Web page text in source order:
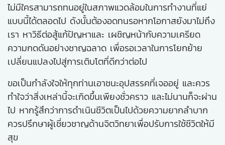
ไม่มีใครสามารถทนอยู่ในสภาพแวดล้อมในการทำงานที่แย่
แบบนี้ได้ตลอดไป ดังนั้นต้องอดทนรอหากโอกาสยังมาไม่ถึง
เรา หาวิธีต่อสู้แก้ปัญหาและ เผชิญหน้ากับความเครียด
ความกดดันอย่างชาญฉลาด เพื่อรอเวลาในการโยกย้าย
เปลี่ยนแปลงไปสู่การเติบโตที่ดีกว่าต่อไป
ขอเป็นกำลังใจให้ทุกท่านเอาชนะอุปสรรคที่เจออยู่ และควร
ทำใจว่าสิ่งเหล่านี้จะเกิดขึ้นเพียงชั่วคราว และไม่นานก็จะผ่าน
ไป หากรู้สึกว่าการดำเนินชีวิตเป็นไปด้วยความยากลำบาก
ควรปรึกษาผู้เชี่ยวชาญด้านจิตวิทยาเพื่อปรับการใช้ชีวิตให้มี
สุข